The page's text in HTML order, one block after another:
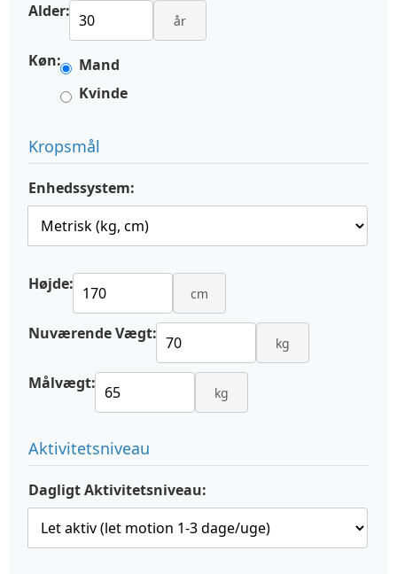
Alder: år
Køn:
Mand
Kvinde
Kropsmål
Enhedssystem:
Højde: cm
Nuværende Vægt: kg
Målvægt: kg
Aktivitetsniveau
Dagligt Aktivitetsniveau: